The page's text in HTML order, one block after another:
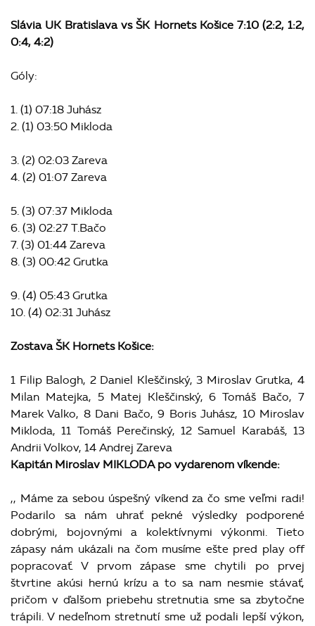
Slávia UK Bratislava vs ŠK Hornets Košice 7:10 (2:2, 1:2,
0:4, 4:2)
Góly:
1. (1) 07:18 Juhász
2. (1) 03:50 Mikloda
3. (2) 02:03 Zareva
4. (2) 01:07 Zareva
5. (3) 07:37 Mikloda
6. (3) 02:27 T.Bačo
7. (3) 01:44 Zareva
8. (3) 00:42 Grutka
9. (4) 05:43 Grutka
10. (4) 02:31 Juhász
Zostava ŠK Hornets Košice:
1 Filip Balogh, 2 Daniel Kleščinský, 3 Miroslav Grutka, 4
Milan Matejka, 5 Matej Kleščinský, 6 Tomáš Bačo, 7
Marek Valko, 8 Dani Bačo, 9 Boris Juhász, 10 Miroslav
Mikloda, 11 Tomáš Perečinský, 12 Samuel Karabáš, 13
Andrii Volkov, 14 Andrej Zareva
Kapitán Miroslav MIKLODA po vydarenom víkende:
,, Máme za sebou úspešný víkend za čo sme veľmi radi!
Podarilo sa nám uhrať pekné výsledky podporené
dobrými, bojovnými a kolektívnymi výkonmi. Tieto
zápasy nám ukázali na čom musíme ešte pred play off
popracovať. V prvom zápase sme chytili po prvej
štvrtine akúsi hernú krízu a to sa nam nesmie stávať,
pričom v ďalšom priebehu stretnutia sme sa zbytočne
trápili. V nedeľnom stretnutí sme už podali lepší výkon,